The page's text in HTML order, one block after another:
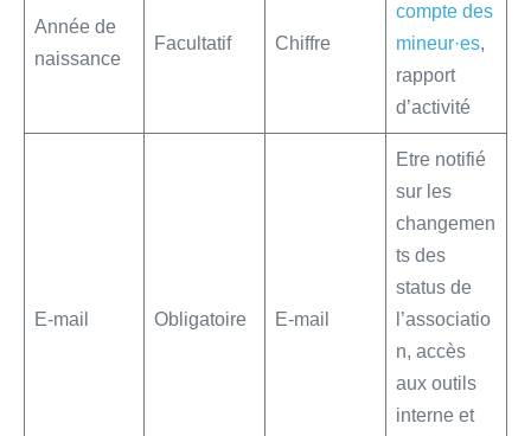
Année de
naissance
Facultatif Chiffre
compte des
mineur·es,
rapport
d’activité
E-mail Obligatoire E-mail
Etre notifié
sur les
changemen
ts des
status de
l’associatio
n, accès
aux outils
interne et